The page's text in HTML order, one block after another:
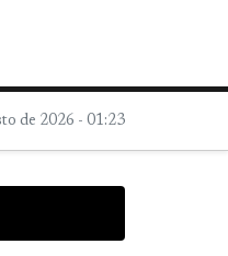
de 2026 - 01:23